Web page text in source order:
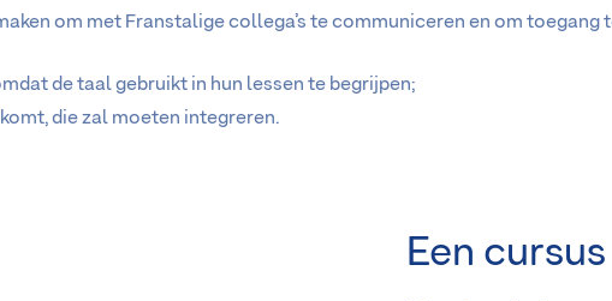
om met Franstalige collega’s te communiceren en om toegang
de taal gebruikt in hun lessen te begrijpen;
die zal moeten integreren.
Een